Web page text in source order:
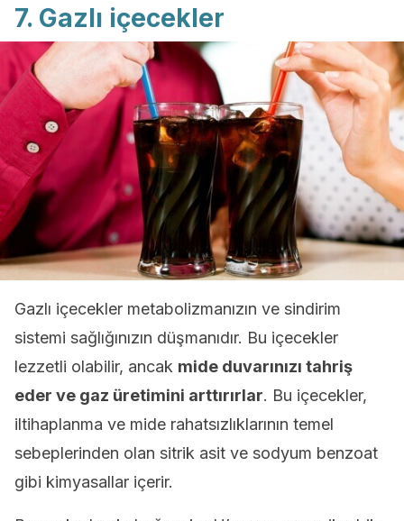
7. Gazlı içecekler
Gazlı içecekler metabolizmanızın ve sindirim
sistemi sağlığınızın düşmanıdır. Bu içecekler
lezzetli olabilir, ancak mide duvarınızı tahriş
eder ve gaz üretimini arttırırlar. Bu içecekler,
iltihaplanma ve mide rahatsızlıklarının temel
sebeplerinden olan sitrik asit ve sodyum benzoat
gibi kimyasallar içerir.